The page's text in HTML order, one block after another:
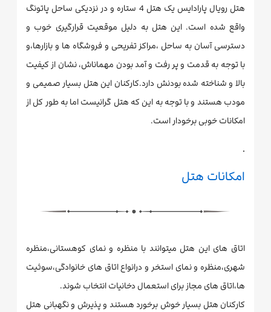
هتل رویال پارادایس یک هتل 4 ستاره و در نزدیکی ساحل پاتونگ
واقع شده است. این هتل به دلیل موقعیت قرارگیری خوب و
دسترسی آسان به ساحل ،مراکز تفریحی و فروشگاه ها و بازارها،و
با توجه به قدمت و پر رفت و آمد بودن مهماناش، نشان از کیفیت
بالا و شناخته شده بودنش دارد.کارکنان این هتل بسیار صمیمی و
مودب هستند و با توجه به این که هتل گرانیست اما به طور کل از
امکانات خوبی برخودار است.
.
امکانات هتل
اتاق های این هتل میتوانند با منظره و نمای کوهستانی،منظره
شهری،منظره و نمای استخر و درانواع اتاق های خانوادگی،سوئیت
ها،اتاق های مجاز برای استعمال دخانیات انتخاب شوند.
کارکنان هتل بسیار خوش برخورد هستند و پذیرش و نگهبانی هتل